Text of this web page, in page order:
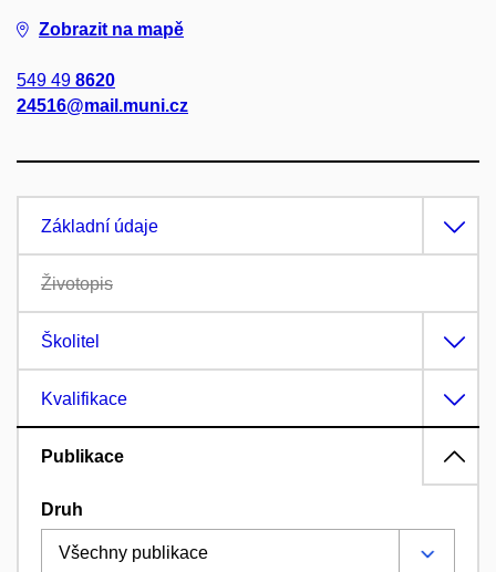
Zobrazit na mapě
549 49 8620
24516@mail.muni.cz
Základní údaje
Životopis
Školitel
Kvalifikace
Publikace
Druh